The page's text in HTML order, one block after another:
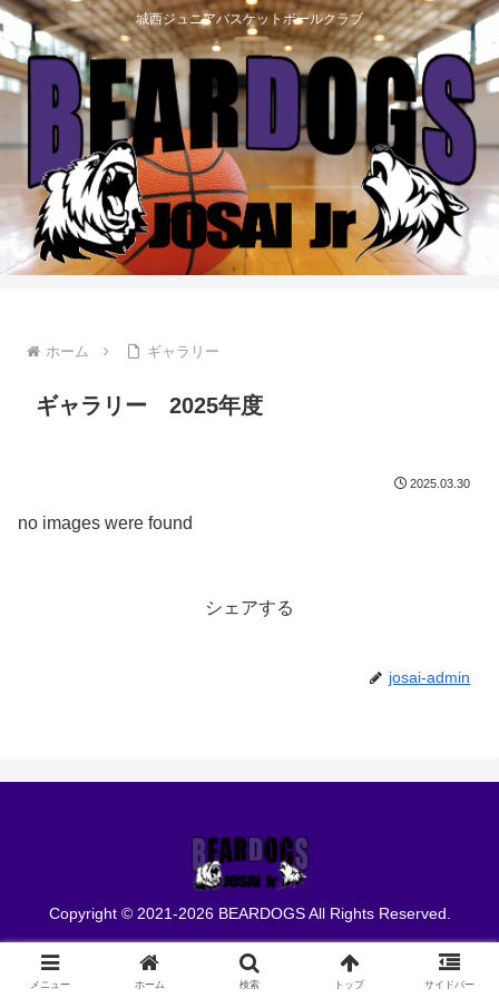
城西ジュニアバスケットボールクラブ
ホーム ギャラリー
ギャラリー 2025年度
2025.03.30
no images were found
シェアする
josai-admin
Copyright © 2021-2026 BEARDOGS All Rights Reserved.
メニュー ホーム 検索 トップ サイドバー